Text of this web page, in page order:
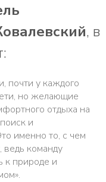
, в
почти у каждого
но желающие
отдыха на
и
именно то, с чем
ведь команду
к природе и